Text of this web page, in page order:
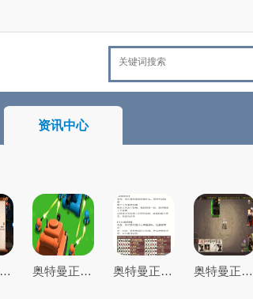
资讯中心
奥特曼正义降临最全游戏攻略解说_奥特曼正义降临最新游戏技巧通关 奥特曼正义降临最全游戏攻略解说_奥特曼正义降临最新游戏技巧通关 奥特曼正义降临最全游戏攻略解说_奥特曼正义降临最新游戏技巧通关 奥特曼正义降临最全游戏攻略解说_奥特曼正义降临最新游戏技巧通关